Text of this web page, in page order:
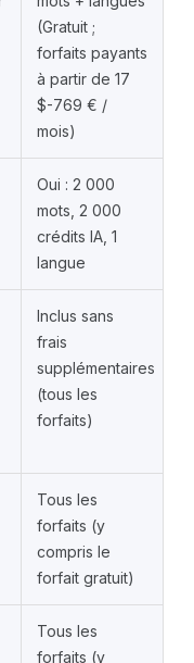
(Gratuit ;
forfaits payants
à partir de 17
$-769 € /
mois)
Oui : 2 000
mots, 2 000
crédits IA, 1
langue
Inclus sans
frais
supplémentaires
(tous les
forfaits)
Tous les
forfaits (y
compris le
forfait gratuit)
Tous les
forfaits (y